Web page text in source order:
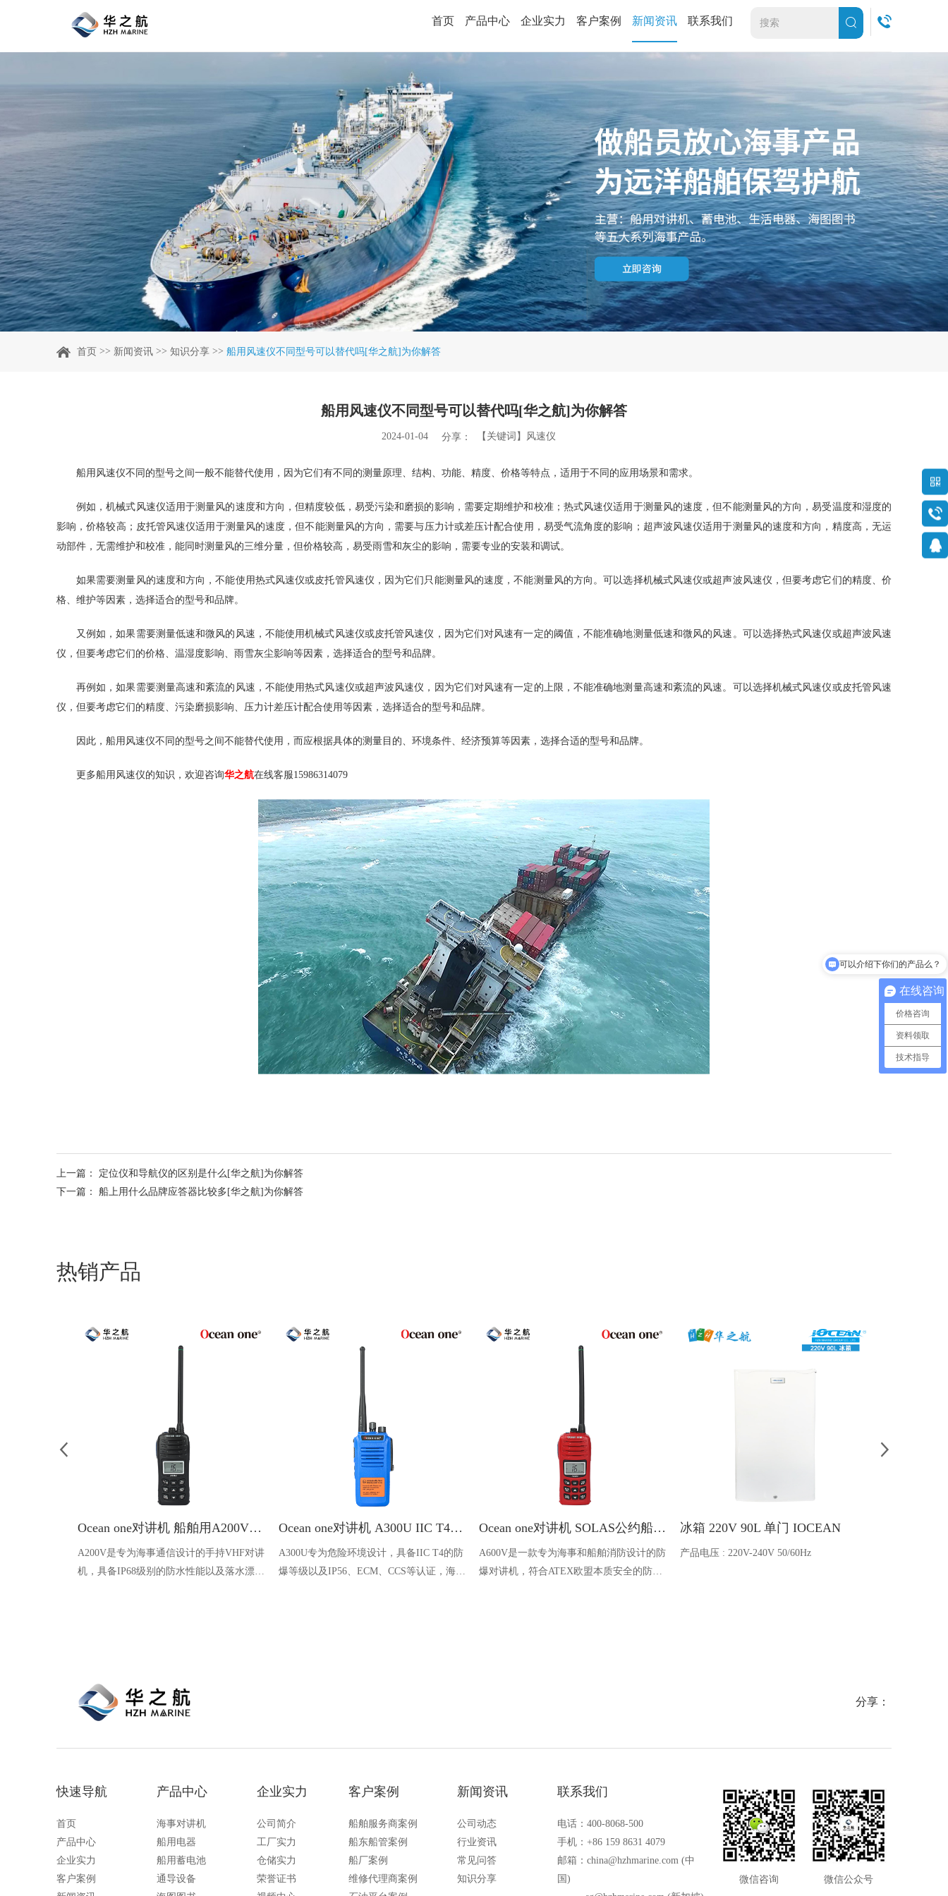
首页 产品中心 企业实力 客户案例 新闻资讯 联系我们
首页 >> 新闻资讯 >> 知识分享 >> 船用风速仪不同型号可以替代吗[华之航]为你解答
船用风速仪不同型号可以替代吗[华之航]为你解答
2024-01-04 分享： 【关键词】风速仪
船用风速仪不同的型号之间一般不能替代使用，因为它们有不同的测量原理、结构、功能、精度、价格等特点，适用于不同的应用场景和需求。
例如，机械式风速仪适用于测量风的速度和方向，但精度较低，易受污染和磨损的影响，需要定期维护和校准；热式风速仪适用于测量风的速度，但不能测量风的方向，易受温度和湿度的
影响，价格较高；皮托管风速仪适用于测量风的速度，但不能测量风的方向，需要与压力计或差压计配合使用，易受气流角度的影响；超声波风速仪适用于测量风的速度和方向，精度高，无运
动部件，无需维护和校准，能同时测量风的三维分量，但价格较高，易受雨雪和灰尘的影响，需要专业的安装和调试。
如果需要测量风的速度和方向，不能使用热式风速仪或皮托管风速仪，因为它们只能测量风的速度，不能测量风的方向。可以选择机械式风速仪或超声波风速仪，但要考虑它们的精度、价
格、维护等因素，选择适合的型号和品牌。
又例如，如果需要测量低速和微风的风速，不能使用机械式风速仪或皮托管风速仪，因为它们对风速有一定的阈值，不能准确地测量低速和微风的风速。可以选择热式风速仪或超声波风速
仪，但要考虑它们的价格、温湿度影响、雨雪灰尘影响等因素，选择适合的型号和品牌。
再例如，如果需要测量高速和紊流的风速，不能使用热式风速仪或超声波风速仪，因为它们对风速有一定的上限，不能准确地测量高速和紊流的风速。可以选择机械式风速仪或皮托管风速
仪，但要考虑它们的精度、污染磨损影响、压力计差压计配合使用等因素，选择适合的型号和品牌。
因此，船用风速仪不同的型号之间不能替代使用，而应根据具体的测量目的、环境条件、经济预算等因素，选择合适的型号和品牌。
更多船用风速仪的知识，欢迎咨询华之航在线客服15986314079
上一篇： 定位仪和导航仪的区别是什么[华之航]为你解答
下一篇： 船上用什么品牌应答器比较多[华之航]为你解答
热销产品
Ocean one对讲机 船舶用A200V漂浮式手持防水对讲机
A200V是专为海事通信设计的手持VHF对讲
机，具备IP68级别的防水性能以及落水漂浮
Ocean one对讲机 A300U IIC T4氢气防爆对讲机 船舶消防本质安全无线电
A300U专为危险环境设计，具备IIC T4的防
爆等级以及IP56、ECM、CCS等认证，海上
Ocean one对讲机 SOLAS公约船舶消防A600V ATEX防爆对讲机
A600V是一款专为海事和船舶消防设计的防
爆对讲机，符合ATEX欧盟本质安全的防爆
冰箱 220V 90L 单门 IOCEAN
产品电压 : 220V-240V 50/60Hz
分享：
快速导航
首页
产品中心
企业实力
客户案例
产品中心
海事对讲机
船用电器
船用蓄电池
通导设备
企业实力
公司简介
工厂实力
仓储实力
荣誉证书
客户案例
船舶服务商案例
船东船管案例
船厂案例
维修代理商案例
新闻资讯
公司动态
行业资讯
常见问答
知识分享
联系我们
电话：400-8068-500
手机：+86 159 8631 4079
邮箱：china@hzhmarine.com (中
国)
微信咨询 微信公众号
在线咨询
价格咨询
资料领取
技术指导
可以介绍下你们的产品么？